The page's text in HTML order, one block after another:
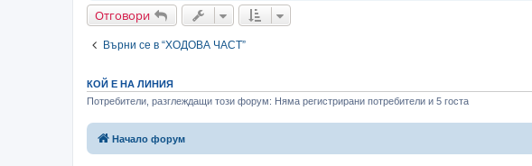
Отговори
Върни се в “ХОДОВА ЧАСТ”
КОЙ Е НА ЛИНИЯ
Потребители, разглеждащи този форум: Няма регистрирани потребители и 5 госта
Начало форум